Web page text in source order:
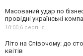
Масований удар по
провідні українські
10:00,6 серпня
Літо на Співочому: до
квітів